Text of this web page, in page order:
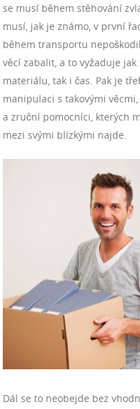
se musí během stěhování
musí, jak je známo, v první
během transportu
věcí zabalit, a to vyžaduje
materiálu, tak i čas. Pak je
manipulaci s takovými
a zruční pomocníci, kterých
mezi svými blízkými najde.
Dál se to neobejde bez